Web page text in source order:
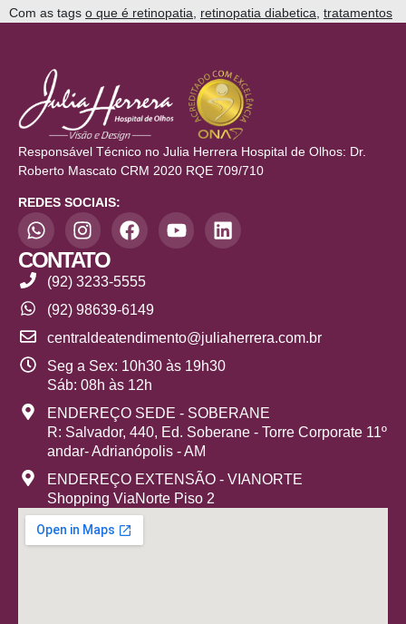
Com as tags o que é retinopatia retinopatia diabetica tratamentos
Responsável Técnico no Julia Herrera Hospital de Olhos: Dr.
Roberto Mascato CRM 2020 RQE 709/710
REDES SOCIAIS:
CONTATO
(92) 3233-5555
(92) 98639-6149
centraldeatendimento@juliaherrera.com.br
Seg a Sex: 10h30 às 19h30
Sáb: 08h às 12h
ENDEREÇO SEDE - SOBERANE
R: Salvador, 440, Ed. Soberane - Torre Corporate 11º
andar- Adrianópolis - AM
ENDEREÇO EXTENSÃO - VIANORTE
Shopping ViaNorte Piso 2